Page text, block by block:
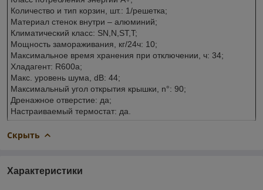
Количество и тип корзин, шт.: 1/решетка;
Материал стенок внутри – алюминий;
Климатический класс: SN,N,ST,T;
Мощность замораживания, кг/24ч: 10;
Максимальное время хранения при отключении, ч: 34;
Хладагент: R600a;
Макс. уровень шума, dB: 44;
Максимальный угол открытия крышки, n°: 90;
Дренажное отверстие: да;
Настраиваемый термостат: да.
Скрыть
Характеристики